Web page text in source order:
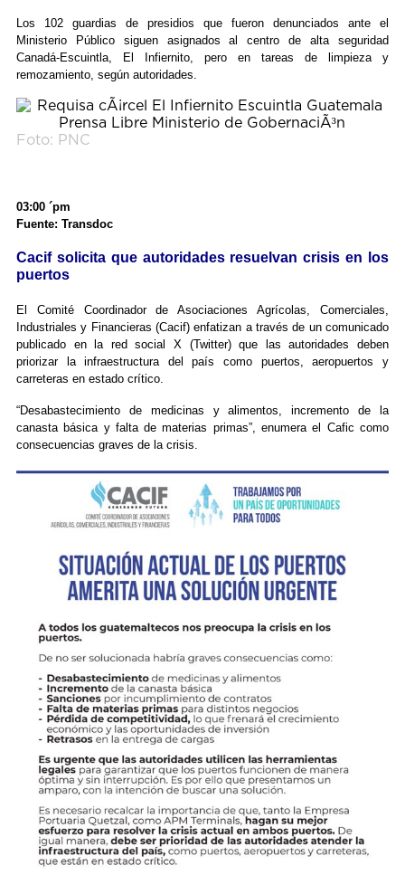
Los 102 guardias de presidios que fueron denunciados ante el
Ministerio Público siguen asignados al centro de alta seguridad
Canadá-Escuintla, El Infiernito, pero en tareas de limpieza y
remozamiento, según autoridades.
Foto: PNC
03:00 ´pm
Fuente: Transdoc
Cacif solicita que autoridades resuelvan crisis en los
puertos
El Comité Coordinador de Asociaciones Agrícolas, Comerciales,
Industriales y Financieras (Cacif) enfatizan a través de un comunicado
publicado en la red social X (Twitter) que las autoridades deben
priorizar la infraestructura del país como puertos, aeropuertos y
carreteras en estado crítico.
“Desabastecimiento de medicinas y alimentos, incremento de la
canasta básica y falta de materias primas”, enumera el Cafic como
consecuencias graves de la crisis.